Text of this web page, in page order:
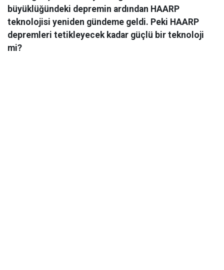
büyüklüğündeki depremin ardından HAARP
teknolojisi yeniden gündeme geldi. Peki HAARP
depremleri tetikleyecek kadar güçlü bir teknoloji
mi?